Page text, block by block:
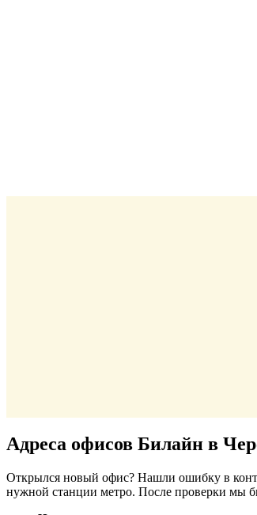
Адреса офисов Билайн в
Открылся новый офис? Нашли ошибку в
нужной станции метро. После проверки мы